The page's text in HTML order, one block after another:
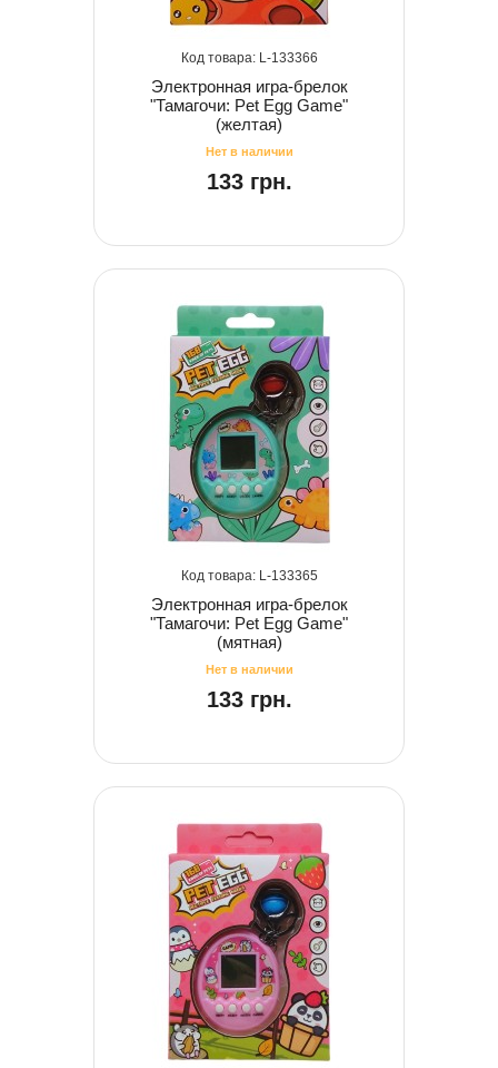
133366
Электронная игра-брелок
"Тамагочи: Pet Egg Game"
(желтая)
133 грн.
133365
Электронная игра-брелок
"Тамагочи: Pet Egg Game"
(мятная)
133 грн.